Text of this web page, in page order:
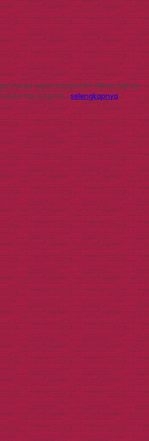
harga super kompetitif. Pilihan bahan
kertas full print…selengkapnya